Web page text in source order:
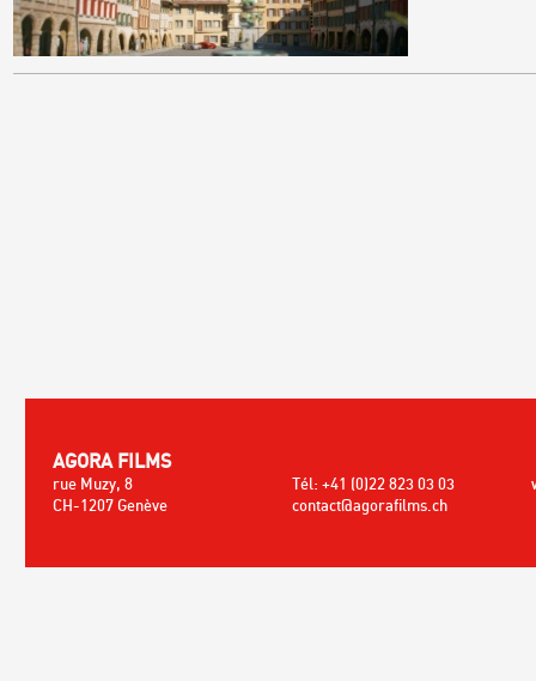
AGORA FILMS
rue Muzy, 8 Tél: +41 (0)22 823 03 03
CH-1207 Genève
contact@agorafilms.ch